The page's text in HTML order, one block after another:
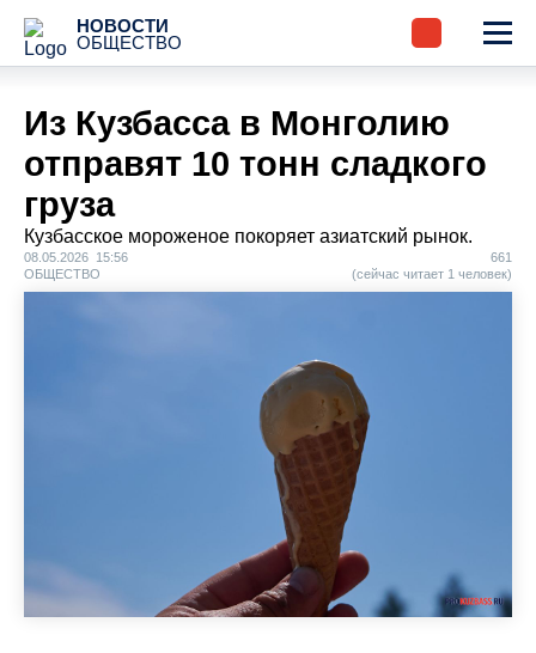
НОВОСТИ
ОБЩЕСТВО
Из Кузбасса в Монголию
отправят 10 тонн сладкого
груза
Кузбасское мороженое покоряет азиатский рынок.
08.05.2026 15:56
ОБЩЕСТВО
661
(сейчас читает 1 человек)